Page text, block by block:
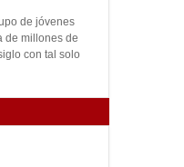
de jóvenes
de millones de
con tal solo